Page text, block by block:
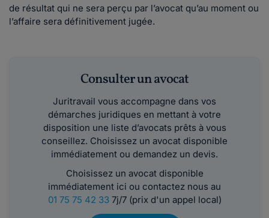
de résultat qui ne sera perçu par l’avocat qu’au moment ou
l’affaire sera définitivement jugée.
Consulter un avocat
Juritravail vous accompagne dans vos
démarches juridiques en mettant à votre
disposition une liste d’avocats prêts à vous
conseillez. Choisissez un avocat disponible
immédiatement ou demandez un devis.
Choisissez un avocat disponible
immédiatement ici ou contactez nous au
01 75 75 42 337j/7 (prix d'un appel local)